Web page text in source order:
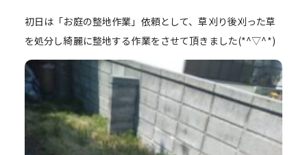
初日は「お庭の整地作業」依頼として、草刈り後刈った草
を処分し綺麗に整地する作業をさせて頂きました(*^▽^*)